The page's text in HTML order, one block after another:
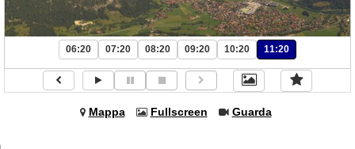
06:20 07:20 08:20 09:20 10:20 11:20
Mappa Fullscreen Guarda